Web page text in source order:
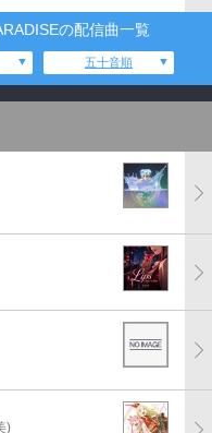
の配信曲一覧
五十音順
)